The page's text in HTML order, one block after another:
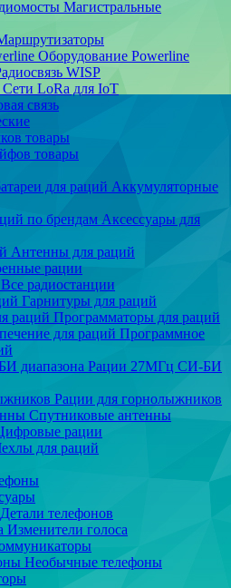
Магистральные
Оборудование Powerline
WISP
Сети LoRa для IoT
связь
товары
товары
Аккумуляторные
Аксессуары для
Антенны для раций
рации
Все радиостанции
Гарнитуры для раций
Программаторы для раций
Программное
Рации 27МГц СИ-БИ
Рации для горнолыжников
Спутниковые антенны
рации
для раций
Детали телефонов
Изменители голоса
Необычные телефоны